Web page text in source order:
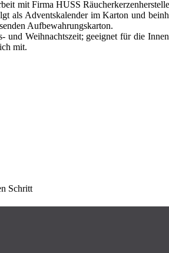
mit Firma HUSS
als Adventskalender im Karton und
Aufbewahrungskarton.
Weihnachtszeit; geeignet für die
mit.
Schritt